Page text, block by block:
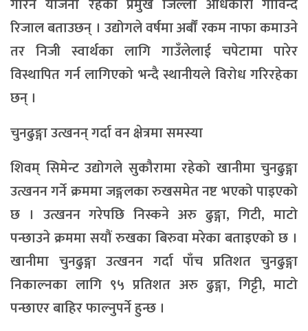
गरिने योजना रहेको प्रमुख जिल्ला अधिकारी गोविन्द
रिजाल बताउछन् । उद्योगले वर्षमा अर्बौं रकम नाफा कमाउने
तर निजी स्वार्थका लागि गाउँलेलाई चपेटामा पारेर
विस्थापित गर्न लागिएको भन्दै स्थानीयले विरोध गरिरहेका
छन् ।
चुनढुङ्गा उत्खनन् गर्दा वन क्षेत्रमा समस्या
शिवम् सिमेन्ट उद्योगले सुकौरामा रहेको खानीमा चुनढुङ्गा
उत्खनन गर्ने क्रममा जङ्गलका रुखसमेत नष्ट भएको पाइएको
छ । उत्खनन गरेपछि निस्कने अरु ढुङ्गा, गिटी, माटो
पन्छाउने क्रममा सयौं रुखका बिरुवा मरेका बताइएको छ ।
खानीमा चुनढुङ्गा उत्खनन गर्दा पाँच प्रतिशत चुनढुङ्गा
निकाल्नका लागि ९५ प्रतिशत अरु ढुङ्गा, गिट्टी, माटो
पन्छाएर बाहिर फाल्नुपर्ने हुन्छ ।